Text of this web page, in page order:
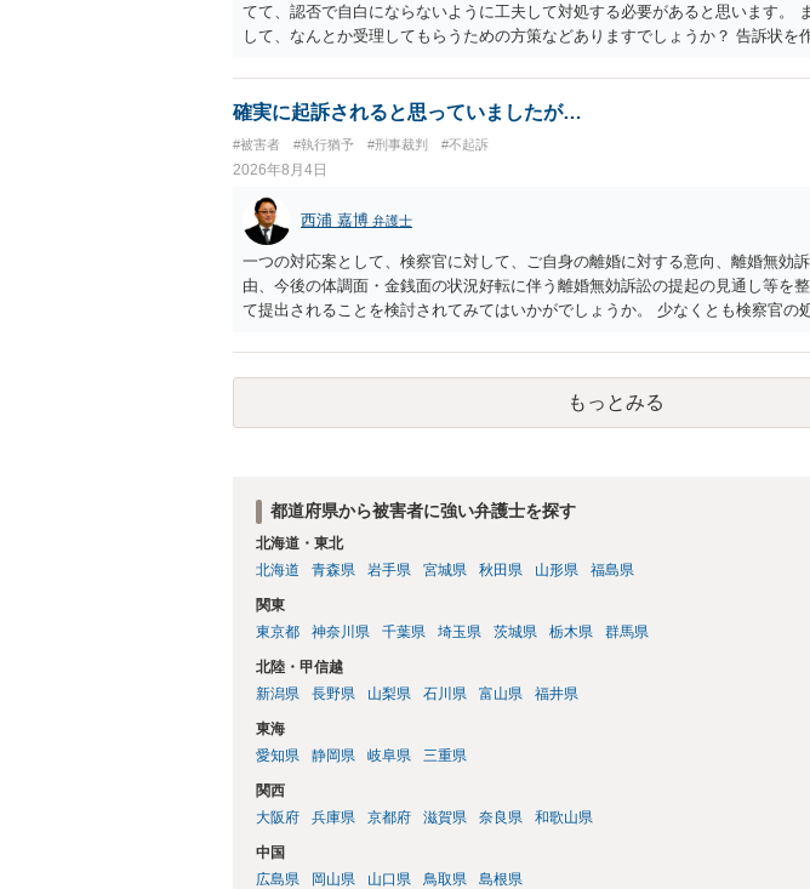
てて、認否で自白にならないように工夫して対処する必要があると思います。
して、なんとか受理してもらうための方策などありますでしょうか？ 告訴状を
確実に起訴されると思っていましたが…
#被害者 #執行猶予 #刑事裁判 #不起訴
2026年8月4日
西浦 嘉博 弁護士
一つの対応案として、検察官に対して、ご自身の離婚に対する意向、離婚無効
由、今後の体調面・金銭面の状況好転に伴う離婚無効訴訟の提起の見通し等を
て提出されることを検討されてみてはいかがでしょうか。 少なくとも検察官の
合、最寄りの法律事務所での相談を検討ください
もっとみる
都道府県から被害者に強い弁護士を探す
北海道・東北
北海道
青森県 岩手県 宮城県 秋田県 山形県 福島県
関東
東京都
神奈川県 千葉県 埼玉県 茨城県 栃木県 群馬県
北陸・甲信越
新潟県
長野県 山梨県 石川県 富山県 福井県
東海
愛知県
静岡県 岐阜県 三重県
関西
大阪府
兵庫県 京都府 滋賀県 奈良県 和歌山県
中国
広島県
岡山県 山口県 鳥取県 島根県